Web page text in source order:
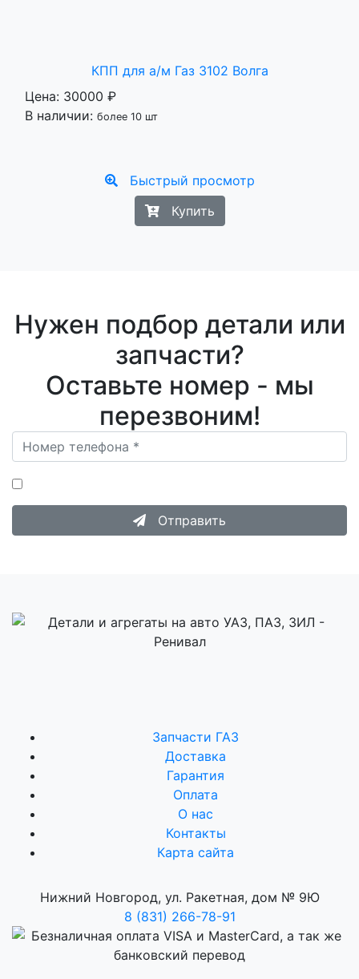
КПП для а/м Газ 3102 Волга
Цена: 30000 ₽
В наличии: более 10 шт
Быстрый просмотр
Купить
Нужен подбор детали или
запчасти?
Оставьте номер - мы
перезвоним!
Отправить
Запчасти ГАЗ
Доставка
Гарантия
Оплата
О нас
Контакты
Карта сайта
Нижний Новгород, ул. Ракетная, дом № 9Ю
8 (831) 266-78-91